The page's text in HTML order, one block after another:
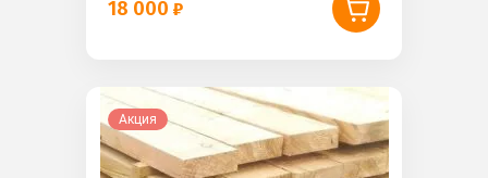
18 000
Акция